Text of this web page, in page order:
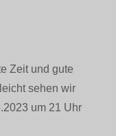
Zeit und gute
sehen wir
um 21 Uhr